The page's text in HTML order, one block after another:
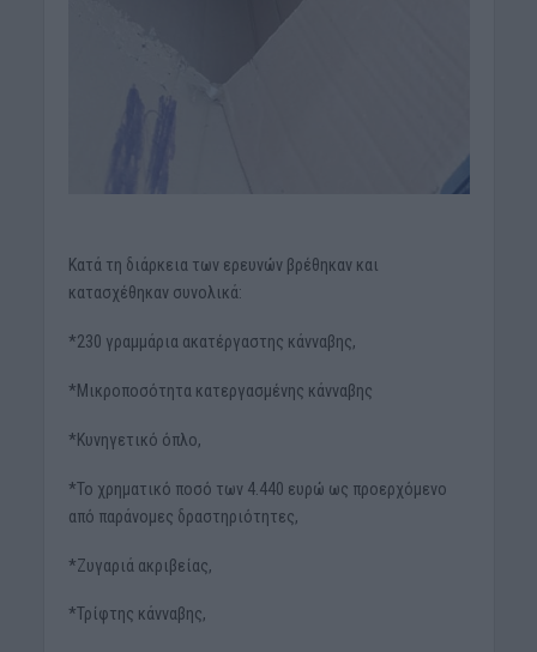
Κατά τη διάρκεια των ερευνών βρέθηκαν και
κατασχέθηκαν συνολικά:
*230 γραμμάρια ακατέργαστης κάνναβης,
*Μικροποσότητα κατεργασμένης κάνναβης
*Κυνηγετικό όπλο,
*Το χρηματικό ποσό των 4.440 ευρώ ως προερχόμενο
από παράνομες δραστηριότητες,
*Ζυγαριά ακριβείας,
*Τρίφτης κάνναβης,